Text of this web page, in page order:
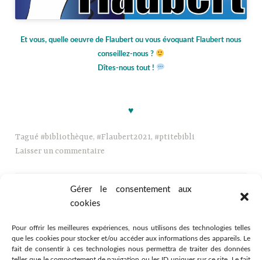
Gérer le consentement aux
cookies
Pour offrir les meilleures expériences, nous utilisons des technologies telles
que les cookies pour stocker et/ou accéder aux informations des appareils. Le
fait de consentir à ces technologies nous permettra de traiter des données
Et vous, quelle oeuvre de Flaubert ou vous évoquant Flaubert nous
conseillez-nous ?
Dîtes-nous tout !
♥
Tagué #bibliothèque, #Flaubert2021, #ptitebibli
Laisser un commentaire